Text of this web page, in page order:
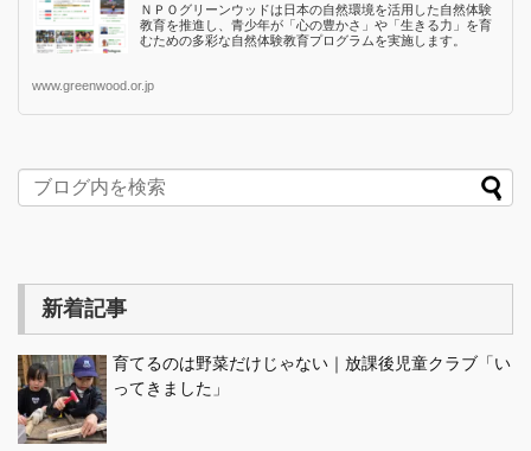
ＮＰＯグリーンウッドは日本の自然環境を活用した自然体験
教育を推進し、青少年が「心の豊かさ」や「生きる力」を育
むための多彩な自然体験教育プログラムを実施します。
www.greenwood.or.jp
新着記事
育てるのは野菜だけじゃない｜放課後児童クラブ「い
ってきました」